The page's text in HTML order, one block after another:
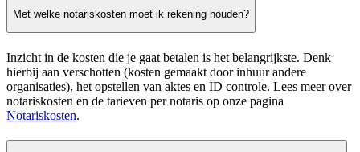
Met welke notariskosten moet ik rekening houden?
Inzicht in de kosten die je gaat betalen is het belangrijkste. Denk
hierbij aan verschotten (kosten gemaakt door inhuur andere
organisaties), het opstellen van aktes en ID controle. Lees meer over
notariskosten en de tarieven per notaris op onze pagina
Notariskosten.